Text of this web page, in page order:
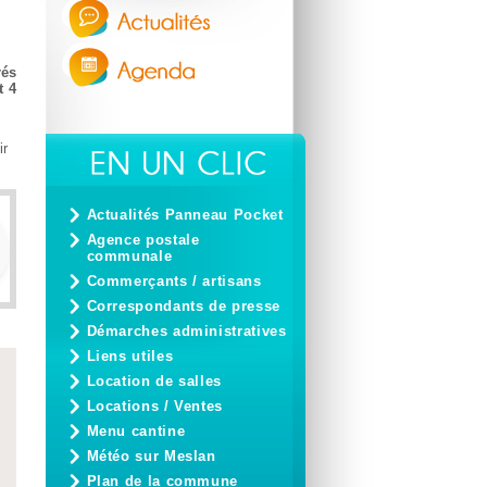
4
Actualités Panneau Pocket
Agence postale
communale
Commerçants / artisans
Correspondants de presse
Démarches administratives
Liens utiles
Location de salles
Locations / Ventes
Menu cantine
Météo sur Meslan
Plan de la commune